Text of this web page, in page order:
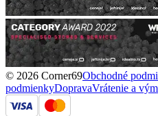
© 2026 Corner69Obchodné
podmienkyDopravaVrátenie a